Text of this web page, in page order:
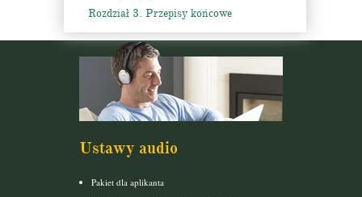
Rozdział 3. Przepisy końcowe
Ustawy audio
Pakiet dla aplikanta